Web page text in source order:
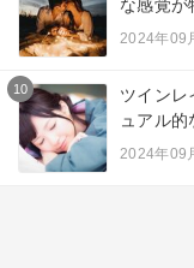
な感覚が
2024年09
10
ツインレ
ュアル
2024年09